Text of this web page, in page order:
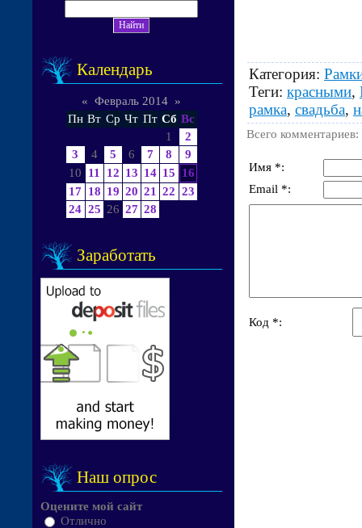
Календарь
« Февраль 2014 »
Пн Вт Ср Чт Пт Сб Вс
1
2
3
4 5 6 7 8
9
10
11 12 13 14 15
16
17 18 19 20 21 22 23
24 25 26 27 28
Заработать
Наш опрос
Оцените мой сайт
Отлично
Категория:
Теги: красными,
рамка, свадьба,
Всего комментариев:
Имя *:
Email *:
Код *: